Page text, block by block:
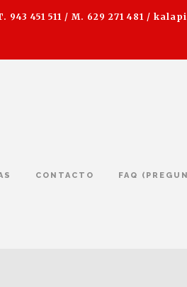
943 451 511 / M. 629 271 481 /
CONTACTO FAQ